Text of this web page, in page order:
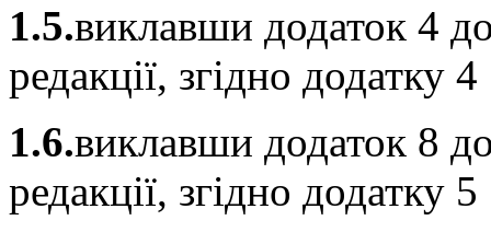
1.5.виклавши додаток 4
редакції, згідно додатку
1.6.виклавши додаток 8
редакції, згідно додатку